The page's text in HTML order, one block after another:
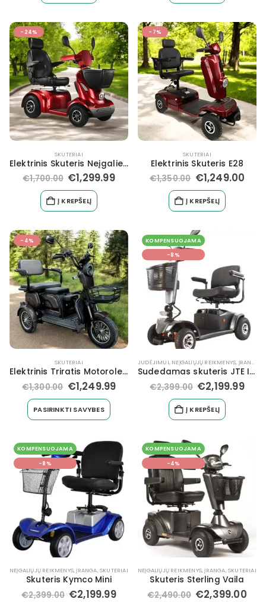
-24%
SKUTERIAI
Elektrinis Skuteris Neįgaliesiems FL-05
€1,700.00 €1,299.99
Į KREPŠELĮ
-7%
SKUTERIAI
Elektrinis Skuteris E28
€1,350.00 €1,249.00
Į KREPŠELĮ
-4%
SKUTERIAI
Elektrinis Triratis Motoroleris SL-04
€1,300.00 €1,249.99
PASIRINKTI SAVYBES
-8%
KOMPENSUOJAMA
JUDĖJIMUI, NEĮGALIŲJŲ REIKMENYS, ĮRANGA
Sudedamas skuteris JTE Ibiza
€2,399.00 €2,199.99
Į KREPŠELĮ
-8%
KOMPENSUOJAMA
NEĮGALIŲJŲ REIKMENYS, ĮRANGA,SKUTERIAI
Skuteris Kymco Mini
€2,399.00 €2,199.99
-4%
KOMPENSUOJAMA
NEĮGALIŲJŲ REIKMENYS, ĮRANGA,SKUTERIAI
Skuteris Sterling Vaila
€2,490.00 €2,399.00